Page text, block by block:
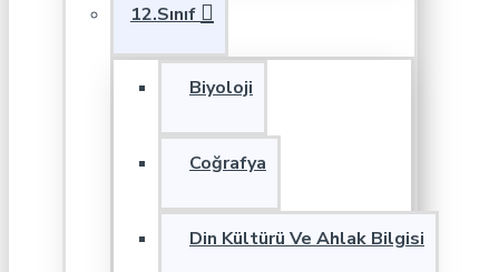
12.Sınıf
Biyoloji
Coğrafya
Din Kültürü Ve Ahlak Bilgisi